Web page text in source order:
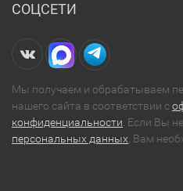
СОЦСЕТИ
Мы получаем и обрабатываем
нашего сайта в соответствии с
конфиденциальности . Если Вы
персональных данных , Вам